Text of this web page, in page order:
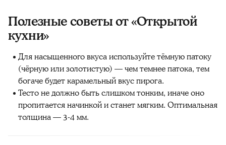
Полезные советы от «Открытой
кухни»‎
Для насыщенного вкуса используйте тёмную патоку
(чёрную или золотистую) — чем темнее патока, тем
богаче будет карамельный вкус пирога.
Тесто не должно быть слишком тонким, иначе оно
пропитается начинкой и станет мягким. Оптимальная
толщина — 3-4 мм.